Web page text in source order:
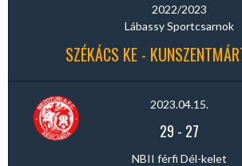
2022/2023
Lábassy Sportcsarnok
SZÉKÁCS KE -
2023.04.15.
29 - 27
NBII férfi Dél-kelet